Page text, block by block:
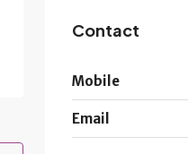
Contact
Mobile
Email